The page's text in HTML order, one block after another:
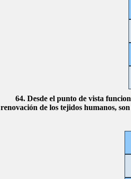
64. Desde el punto de vista
renovación de los tejidos humanos,